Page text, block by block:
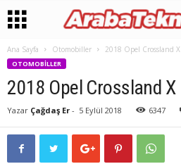
Ana Sayfa Otomobiller 2018 Opel Crossland X
OTOMOBILLER
2018 Opel Crossland X
Yazar Çağdaş Er - 5 Eylül 2018 6347